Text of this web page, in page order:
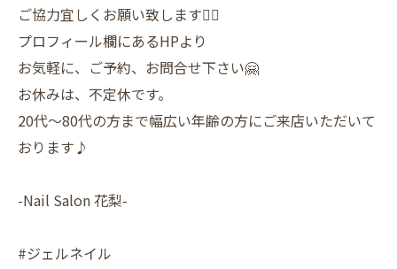
ご協力宜しくお願い致します🙇‍♀️
プロフィール欄にあるHPより
お気軽に、ご予約、お問合せ下さい🤗
お休みは、不定休です。
20代〜80代の方まで幅広い年齢の方にご来店いただいて
おります♪
-Nail Salon 花梨-
#ジェルネイル